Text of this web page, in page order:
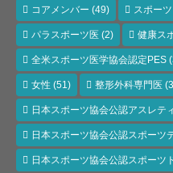
コアメンバー (49) スポー
パラスポーツ医 (2) 健康ス
全米スポーツ医学協会認定PES
女性 (51) 整形外科専門医
日本スポーツ協会公認アスレテ
日本スポーツ協会公認スポーツ
日本スポーツ協会公認スポーツ